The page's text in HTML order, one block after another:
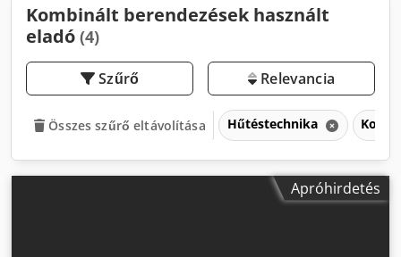
Kombinált berendezések használt
eladó (4)
Szűrő Relevancia
Összes szűrő eltávolítása Hűtéstechnika
Apróhirdetés